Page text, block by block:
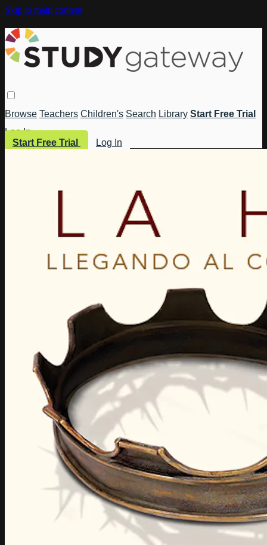
Skip to main content
Browse Teachers Children's Search Library Start Free Trial
Log In
Start Free Trial
Log In